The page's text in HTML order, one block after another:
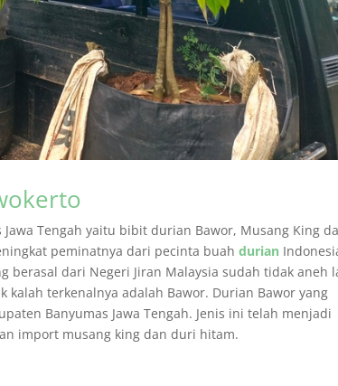
Tengah yaitu bibit durian Bawor, Musang King
peminatnya dari pecinta buahdurian
dari Negeri Jiran Malaysia sudah tidak aneh
terkenalnya adalah Bawor. Durian Bawor yang
Banyumas Jawa Tengah. Jenis ini telah menjadi
import musang king dan duri hitam.